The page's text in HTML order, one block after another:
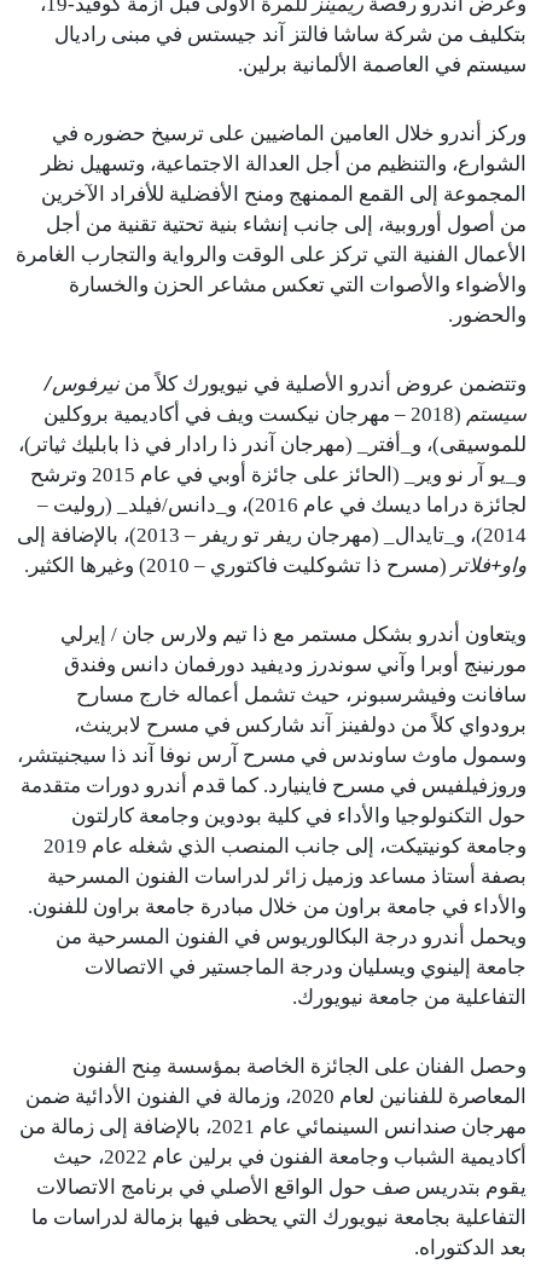
بتكليف من شركة ساشا فالتز آند جيستس في مبنى راديال
سيستم في العاصمة الألمانية برلين.
وركز أندرو خلال العامين الماضيين على ترسيخ حضوره في
الشوارع، والتنظيم من أجل العدالة الاجتماعية، وتسهيل نظر
المجموعة إلى القمع الممنهج ومنح الأفضلية للأفراد الآخرين
من أصول أوروبية، إلى جانب إنشاء بنية تحتية تقنية من أجل
الأعمال الفنية التي تركز على الوقت والرواية والتجارب الغامرة
والأضواء والأصوات التي تعكس مشاعر الحزن والخسارة
والحضور.
وتتضمن عروض أندرو الأصلية في نيويورك كلاً مننيرفوس/
سيستم
(2018 – مهرجان نيكست ويف في أكاديمية بروكلين
للموسيقى)، و_أفتر_ (مهرجان آندر ذا رادار في ذا بابليك ثياتر)،
و_يو آر نو وير_ (الحائز على جائزة أوبي في عام 2015 وترشح
لجائزة دراما ديسك في عام 2016)، و_دانس/فيلد_ (روليت –
2014)، و_تايدال_ (مهرجان ريفر تو ريفر – 2013)، بالإضافة إلى
واو+فلاتر(مسرح ذا تشوكليت فاكتوري – 2010) وغيرها الكثير.
ويتعاون أندرو بشكل مستمر مع ذا تيم ولارس جان / إيرلي
مورنينج أوبرا وآني سوندرز وديفيد دورفمان دانس وفندق
سافانت وفيشرسبونر، حيث تشمل أعماله خارج مسارح
برودواي كلاً من دولفينز آند شاركس في مسرح لابرينث،
وسمول ماوث ساوندس في مسرح آرس نوفا آند ذا سيجنيتشر،
وروزفيلفيس في مسرح فاينيارد. كما قدم أندرو دورات متقدمة
حول التكنولوجيا والأداء في كلية بودوين وجامعة كارلتون
وجامعة كونيتيكت، إلى جانب المنصب الذي شغله عام 2019
بصفة أستاذ مساعد وزميل زائر لدراسات الفنون المسرحية
والأداء في جامعة براون من خلال مبادرة جامعة براون للفنون.
ويحمل أندرو درجة البكالوريوس في الفنون المسرحية من
جامعة إلينوي ويسليان ودرجة الماجستير في الاتصالات
التفاعلية من جامعة نيويورك.
وحصل الفنان على الجائزة الخاصة بمؤسسة مِنح الفنون
المعاصرة للفنانين لعام 2020، وزمالة في الفنون الأدائية ضمن
مهرجان صندانس السينمائي عام 2021، بالإضافة إلى زمالة من
أكاديمية الشباب وجامعة الفنون في برلين عام 2022، حيث
يقوم بتدريس صف حول الواقع الأصلي في برنامج الاتصالات
التفاعلية بجامعة نيويورك التي يحظى فيها بزمالة لدراسات ما
بعد الدكتوراه.